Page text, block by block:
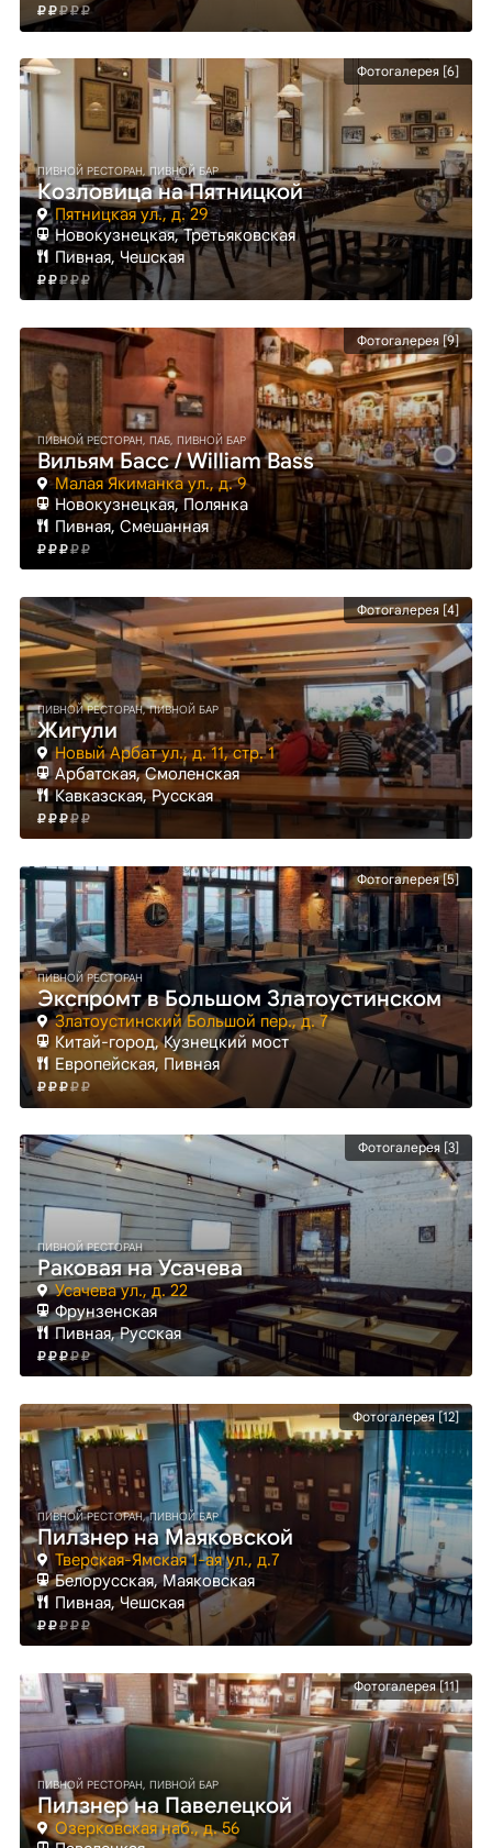
Фотогалерея [6]
ПИВНОЙ РЕСТОРАН, ПИВНОЙ БАР
Козловица на Пятницкой
Пятницкая ул., д. 29
Новокузнецкая, Третьяковская
Пивная, Чешская
Фотогалерея [9]
ПИВНОЙ РЕСТОРАН, ПАБ, ПИВНОЙ БАР
Вильям Басс / William Bass
Малая Якиманка ул., д. 9
Новокузнецкая, Полянка
Пивная, Смешанная
Фотогалерея [4]
ПИВНОЙ РЕСТОРАН, ПИВНОЙ БАР
Жигули
Новый Арбат ул., д. 11, стр. 1
Арбатская, Смоленская
Кавказская, Русская
Фотогалерея [5]
ПИВНОЙ РЕСТОРАН
Экспромт в Большом Златоустинском
Златоустинский Большой пер., д. 7
Китай-город, Кузнецкий мост
Европейская, Пивная
Фотогалерея [3]
ПИВНОЙ РЕСТОРАН
Раковая на Усачева
Усачева ул., д. 22
Фрунзенская
Пивная, Русская
Фотогалерея [12]
ПИВНОЙ РЕСТОРАН, ПИВНОЙ БАР
Пилзнер на Маяковской
Тверская-Ямская 1-ая ул., д.7
Белорусская, Маяковская
Пивная, Чешская
Фотогалерея [11]
ПИВНОЙ РЕСТОРАН, ПИВНОЙ БАР
Пилзнер на Павелецкой
Озерковская наб., д. 56